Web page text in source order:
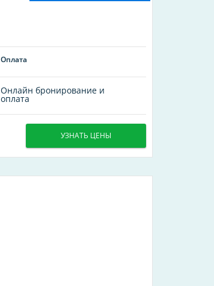
Оплата
Онлайн бронирование и
оплата
УЗНАТЬ ЦЕНЫ